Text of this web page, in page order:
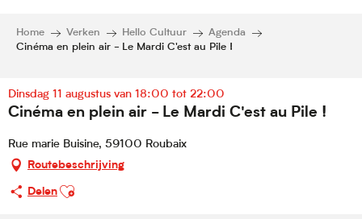
Home Verken Hello Cultuur
Agenda
Cinéma en plein air - Le Mardi C'est au Pile !
Dinsdag 11 augustus van 18:00 tot 22:00
Cinéma en plein air - Le Mardi C'est au Pile !
Rue marie Buisine, 59100 Roubaix
Routebeschrijving
Delen
Ajouter aux favoris